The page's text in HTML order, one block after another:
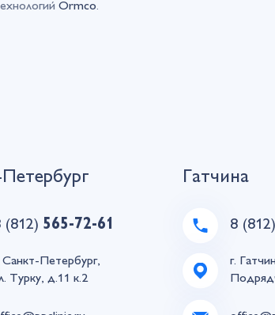
Ormco.
(812) 565-72-61
Санкт-Петербург,
Турку, д.11 к.2
Гатчина
8 (812)
г.